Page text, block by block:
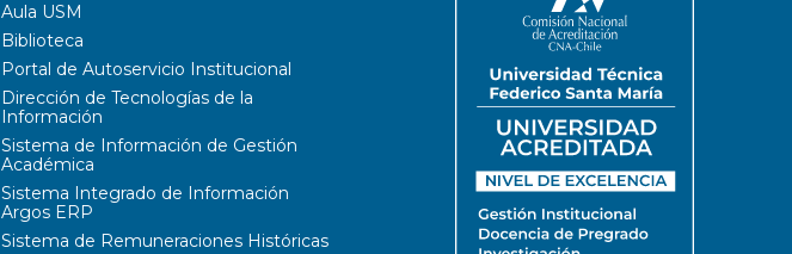
Aula USM
Biblioteca
Portal de Autoservicio Institucional
Dirección de Tecnologías de la
Información
Sistema de Información de Gestión
Académica
Sistema Integrado de Información
Argos ERP
Sistema de Remuneraciones Históricas